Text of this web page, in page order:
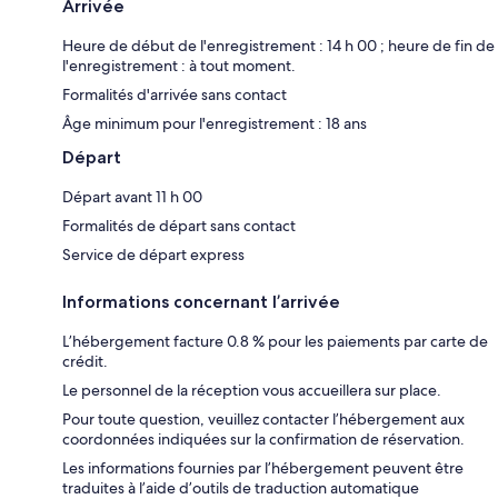
Arrivée
Heure de début de l'enregistrement : 14 h 00 ; heure de fin de
l'enregistrement : à tout moment.
Formalités d'arrivée sans contact
Âge minimum pour l'enregistrement : 18 ans
Départ
Départ avant 11 h 00
Formalités de départ sans contact
Service de départ express
Informations concernant l’arrivée
L’hébergement facture 0.8 % pour les paiements par carte de
crédit.
Le personnel de la réception vous accueillera sur place.
Pour toute question, veuillez contacter l’hébergement aux
coordonnées indiquées sur la confirmation de réservation.
Les informations fournies par l’hébergement peuvent être
traduites à l’aide d’outils de traduction automatique